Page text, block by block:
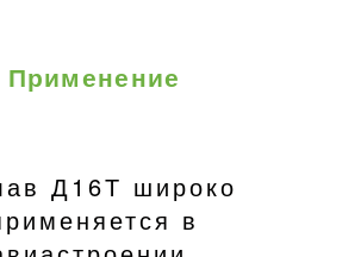
Применение
Д16Т широко
в